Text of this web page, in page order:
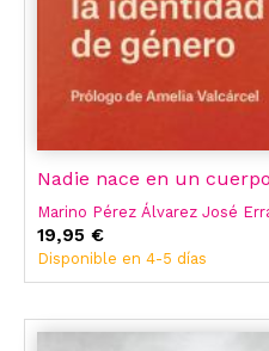
Nadie nace en un
Marino Pérez Álvarez José
19,95 €
Disponible en 4-5 días